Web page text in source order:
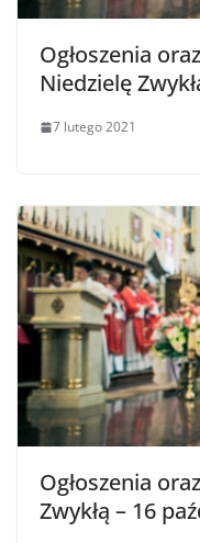
Ogłoszenia
Niedzielę
7 lutego 2021
Ogłoszenia
Zwykłą – 16